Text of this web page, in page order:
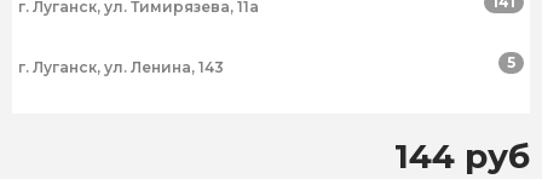
г. Луганск, ул. Тимирязева, 11а
г. Луганск, ул. Ленина, 143 5
144 руб